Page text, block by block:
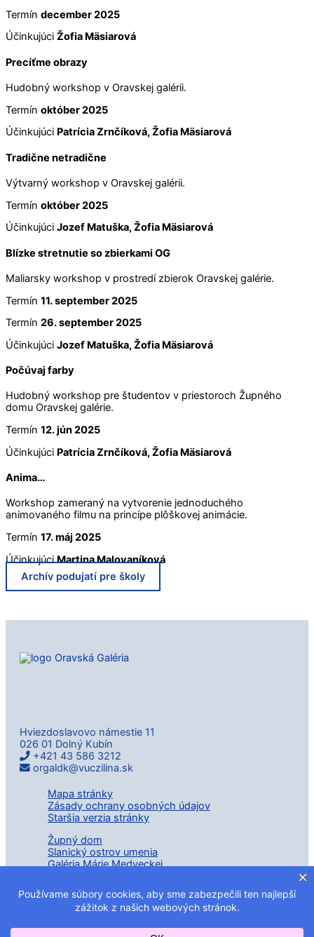
Termín december 2025
Účinkujúci Žofia Mäsiarová
Precíťme obrazy
Hudobný workshop v Oravskej galérii.
Termín október 2025
Účinkujúci Patrícia Zrnčíková,Žofia Mäsiarová
Tradične netradične
Výtvarný workshop v Oravskej galérii.
Termín október 2025
Účinkujúci Jozef Matuška,Žofia Mäsiarová
Blízke stretnutie so zbierkami OG
Maliarsky workshop v prostredí zbierok Oravskej galérie.
Termín 11. september 2025
Termín 26. september 2025
Účinkujúci Jozef Matuška, Žofia Mäsiarová
Počúvaj farby
Hudobný workshop pre študentov v priestoroch Župného
domu Oravskej galérie.
Termín 12. jún 2025
Účinkujúci Patrícia Zrnčíková, Žofia Mäsiarová
Anima…
Workshop zameraný na vytvorenie jednoduchého
animovaného filmu na princípe plôškovej animácie.
Termín 17. máj 2025
ÚčinkujúciMartina Malovaníková
Archív podujatí pre školy
Hviezdoslavovo námestie 11
026 01 Dolný Kubín
+421 43 586 3212
orgaldk@vuczilina.sk
Mapa stránky
Zásady ochrany osobných údajov
Staršia verzia stránky
Župný dom
Slanický ostrov umenia
Galéria Márie Medveckej